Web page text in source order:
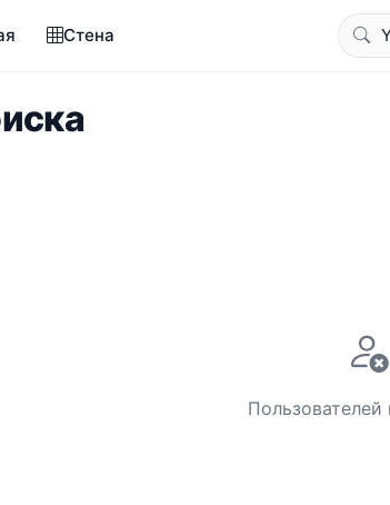
Стена
Пользователей